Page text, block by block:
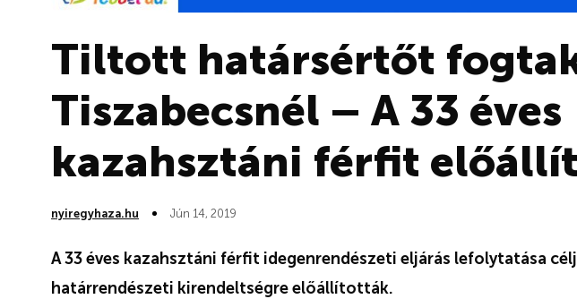
Tiltott határsértőt
Tiszabecsnél – A 33 éves
kazahsztáni férfit
nyiregyhaza.hu Jún 14, 2019
A 33 éves kazahsztáni férfit idegenrendészeti eljárás lefolytatása
határrendészeti kirendeltségre előállították.